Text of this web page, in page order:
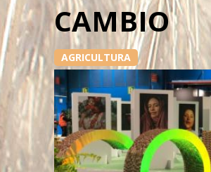
CAMBIO
AGRICULTURA